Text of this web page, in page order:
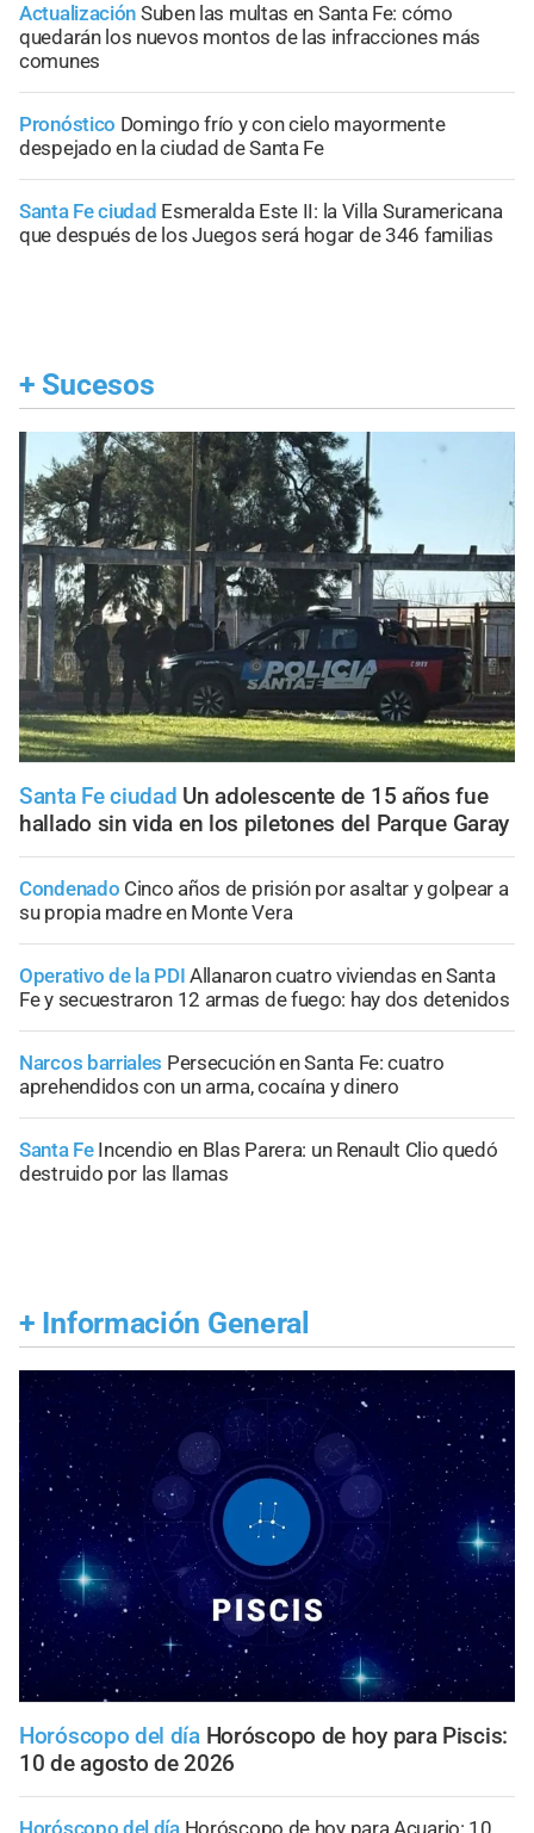
Actualización Suben las multas en Santa Fe: cómo
quedarán los nuevos montos de las infracciones más
comunes
Pronóstico Domingo frío y con cielo mayormente
despejado en la ciudad de Santa Fe
Santa Fe ciudad Esmeralda Este II: la Villa Suramericana
que después de los Juegos será hogar de 346 familias
+ Sucesos
Santa Fe ciudad Un adolescente de 15 años fue
hallado sin vida en los piletones del Parque Garay
Condenado Cinco años de prisión por asaltar y golpear a
su propia madre en Monte Vera
Operativo de la PDI Allanaron cuatro viviendas en Santa
Fe y secuestraron 12 armas de fuego: hay dos detenidos
Narcos barriales Persecución en Santa Fe: cuatro
aprehendidos con un arma, cocaína y dinero
Santa Fe Incendio en Blas Parera: un Renault Clio quedó
destruido por las llamas
+ Información General
Horóscopo del día Horóscopo de hoy para Piscis:
10 de agosto de 2026
Horóscopo del día Horóscopo de hoy para Acuario: 10